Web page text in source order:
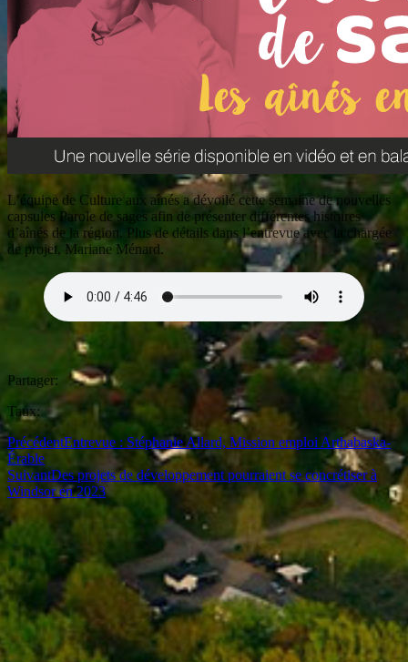
L’équipe de Culture aux aînés a dévoilé cette semaine de nouvelles
capsules Parole de sages afin de présenter différentes histoires
d’aînés de la région. Plus de détails dans l’entrevue avec la chargée
de projet, Mariane Ménard.
Partager:
Taux:
PrécédentEntrevue : Stéphanie Allard, Mission emploi Arthabaska-
Érable
SuivantDes projets de développement pourraient se concrétiser à
Windsor en 2023